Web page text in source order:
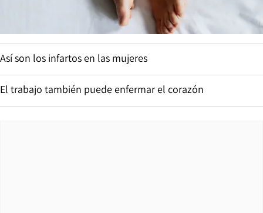
Así son los infartos en las mujeres
El trabajo también puede enfermar el corazón